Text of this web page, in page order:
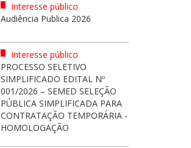
Interesse público
Audiência Publica 2026
Interesse público
PROCESSO SELETIVO
SIMPLIFICADO EDITAL Nº
001/2026 – SEMED SELEÇÃO
PÚBLICA SIMPLIFICADA PARA
CONTRATAÇÃO TEMPORÁRIA -
HOMOLOGAÇÃO